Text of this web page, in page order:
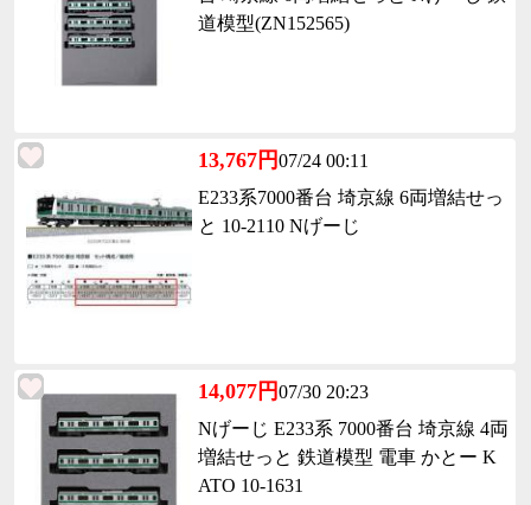
道模型(ZN152565)
13,767円07/24 00:11
E233系7000番台 埼京線 6両増結せっ
と 10-2110 Nげーじ
14,077円07/30 20:23
Nげーじ E233系 7000番台 埼京線 4両
増結せっと 鉄道模型 電車 かとー K
ATO 10-1631